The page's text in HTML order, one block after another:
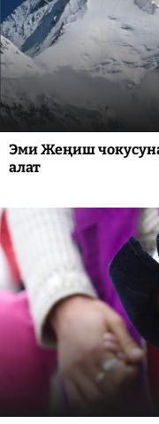
Эми Жеңиш
алат